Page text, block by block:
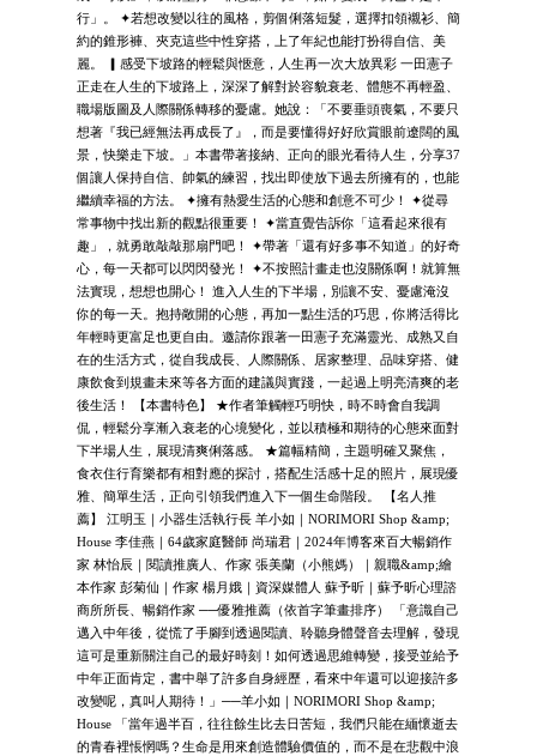
行」。 ✦若想改變以往的風格，剪個俐落短髮，選擇扣領襯衫、簡
約的錐形褲、夾克這些中性穿搭，上了年紀也能打扮得自信、美
麗。 ▎感受下坡路的輕鬆與愜意，人生再一次大放異彩 一田憲子
正走在人生的下坡路上，深深了解對於容貌衰老、體態不再輕盈、
職場版圖及人際關係轉移的憂慮。她說：「不要垂頭喪氣，不要只
想著『我已經無法再成長了』，而是要懂得好好欣賞眼前遼闊的風
景，快樂走下坡。」本書帶著接納、正向的眼光看待人生，分享37
個讓人保持自信、帥氣的練習，找出即使放下過去所擁有的，也能
繼續幸福的方法。 ✦擁有熱愛生活的心態和創意不可少！ ✦從尋
常事物中找出新的觀點很重要！ ✦當直覺告訴你「這看起來很有
趣」，就勇敢敲敲那扇門吧！ ✦帶著「還有好多事不知道」的好奇
心，每一天都可以閃閃發光！ ✦不按照計畫走也沒關係啊！就算無
法實現，想想也開心！ 進入人生的下半場，別讓不安、憂慮淹沒
你的每一天。抱持敞開的心態，再加一點生活的巧思，你將活得比
年輕時更富足也更自由。邀請你跟著一田憲子充滿靈光、成熟又自
在的生活方式，從自我成長、人際關係、居家整理、品味穿搭、健
康飲食到規畫未來等各方面的建議與實踐，一起過上明亮清爽的老
後生活！ 【本書特色】 ★作者筆觸輕巧明快，時不時會自我調
侃，輕鬆分享漸入衰老的心境變化，並以積極和期待的心態來面對
下半場人生，展現清爽俐落感。 ★篇幅精簡，主題明確又聚焦，
食衣住行育樂都有相對應的探討，搭配生活感十足的照片，展現優
雅、簡單生活，正向引領我們進入下一個生命階段。 【名人推
薦】 江明玉｜小器生活執行長 羊小如｜NORIMORI Shop &amp;
House 李佳燕｜64歲家庭醫師 尚瑞君｜2024年博客來百大暢銷作
家 林怡辰｜閱讀推廣人、作家 張美蘭（小熊媽）｜親職&amp;繪
本作家 彭菊仙｜作家 楊月娥｜資深媒體人 蘇予昕｜蘇予昕心理諮
商所所長、暢銷作家 ──優雅推薦（依首字筆畫排序） 「意識自己
邁入中年後，從慌了手腳到透過閱讀、聆聽身體聲音去理解，發現
這可是重新關注自己的最好時刻！如何透過思維轉變，接受並給予
中年正面肯定，書中舉了許多自身經歷，看來中年還可以迎接許多
改變呢，真叫人期待！」──羊小如｜NORIMORI Shop &amp;
House 「當年過半百，往往餘生比去日苦短，我們只能在緬懷逝去
的青春裡悵惘嗎？生命是用來創造體驗價值的，而不是在悲觀中浪